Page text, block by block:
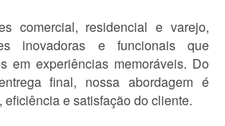
comercial, residencial e varejo,
inovadoras e funcionais que
em experiências memoráveis. Do
final, nossa abordagem é
e satisfação do cliente.